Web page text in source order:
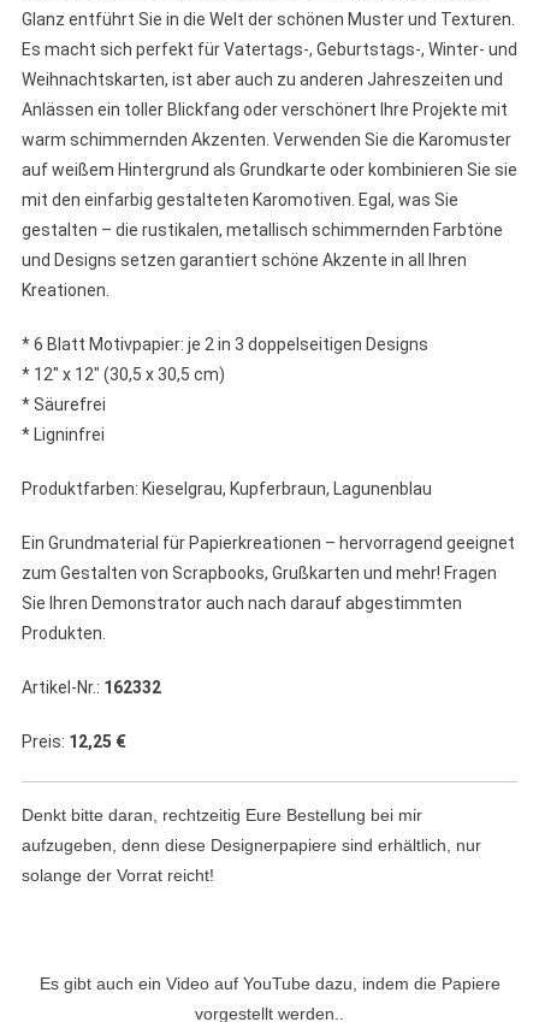
Glanz entführt Sie in die Welt der schönen Muster und Texturen.
Es macht sich perfekt für Vatertags-, Geburtstags-, Winter- und
Weihnachtskarten, ist aber auch zu anderen Jahreszeiten und
Anlässen ein toller Blickfang oder verschönert Ihre Projekte mit
warm schimmernden Akzenten. Verwenden Sie die Karomuster
auf weißem Hintergrund als Grundkarte oder kombinieren Sie sie
mit den einfarbig gestalteten Karomotiven. Egal, was Sie
gestalten – die rustikalen, metallisch schimmernden Farbtöne
und Designs setzen garantiert schöne Akzente in all Ihren
Kreationen.
* 6 Blatt Motivpapier: je 2 in 3 doppelseitigen Designs
* 12″ x 12″ (30,5 x 30,5 cm)
* Säurefrei
* Ligninfrei
Produktfarben: Kieselgrau, Kupferbraun, Lagunenblau
Ein Grundmaterial für Papierkreationen – hervorragend geeignet
zum Gestalten von Scrapbooks, Grußkarten und mehr! Fragen
Sie Ihren Demonstrator auch nach darauf abgestimmten
Produkten.
Artikel-Nr.: 162332
Preis: 12,25 €
Denkt bitte daran, rechtzeitig Eure Bestellung bei mir
aufzugeben, denn diese Designerpapiere sind erhältlich, nur
solange der Vorrat reicht!
Es gibt auch ein Video auf YouTube dazu, indem die Papiere
vorgestellt werden..